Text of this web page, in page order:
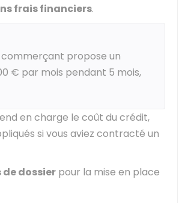
frais financiers.
propose un
€ par mois pendant 5 mois,
en charge le coût du crédit,
si vous aviez contracté un
dossier pour la mise en place